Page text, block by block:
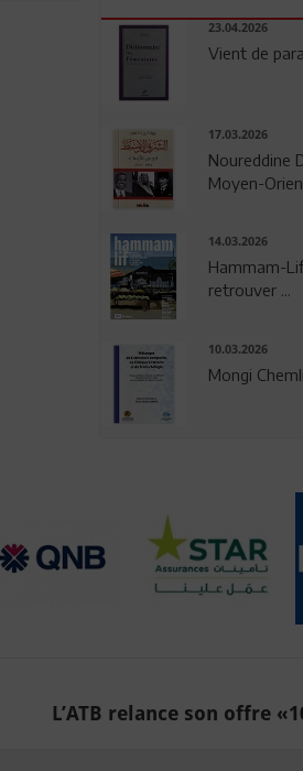
23.04.2026
Vient de
17.03.2026
Noureddine
Moyen-
14.03.2026
Hammam-
retrouver ...
10.03.2026
Mongi
L’ATB relance son offre